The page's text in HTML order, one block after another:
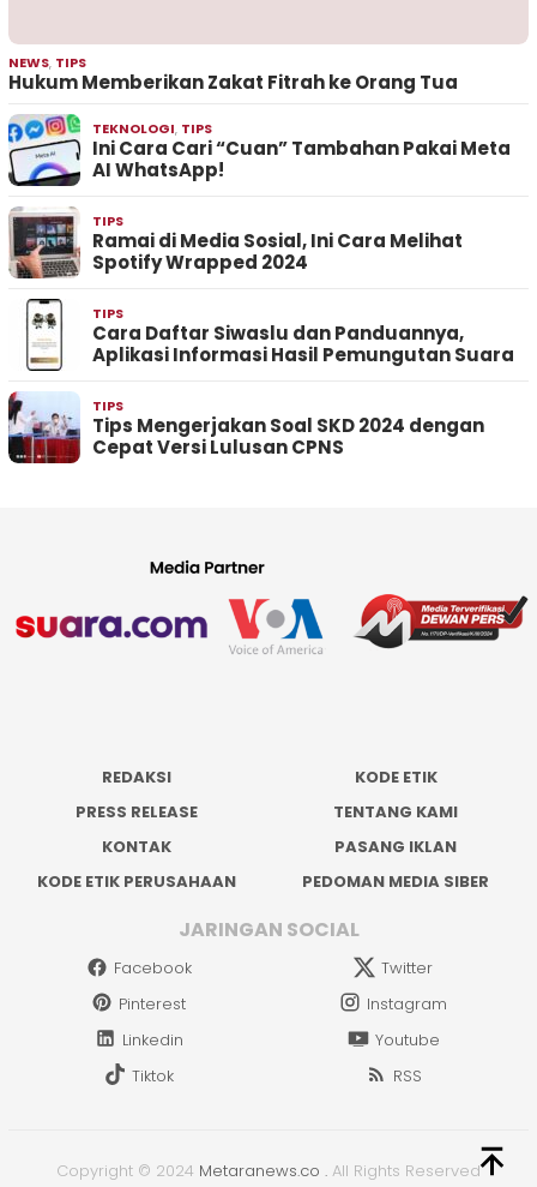
NEWS, TIPS
Hukum Memberikan Zakat Fitrah ke Orang Tua
TEKNOLOGI, TIPS
Ini Cara Cari “Cuan” Tambahan Pakai Meta
AI WhatsApp!
TIPS
Ramai di Media Sosial, Ini Cara Melihat
Spotify Wrapped 2024
TIPS
Cara Daftar Siwaslu dan Panduannya,
Aplikasi Informasi Hasil Pemungutan Suara
TIPS
Tips Mengerjakan Soal SKD 2024 dengan
Cepat Versi Lulusan CPNS
REDAKSI
KODE ETIK
PRESS RELEASE
TENTANG KAMI
KONTAK
PASANG IKLAN
KODE ETIK PERUSAHAAN
PEDOMAN MEDIA SIBER
JARINGAN SOCIAL
Facebook
Twitter
Pinterest
Instagram
Linkedin
Youtube
Tiktok
RSS
Copyright © 2024 Metaranews.co . All Rights Reserved